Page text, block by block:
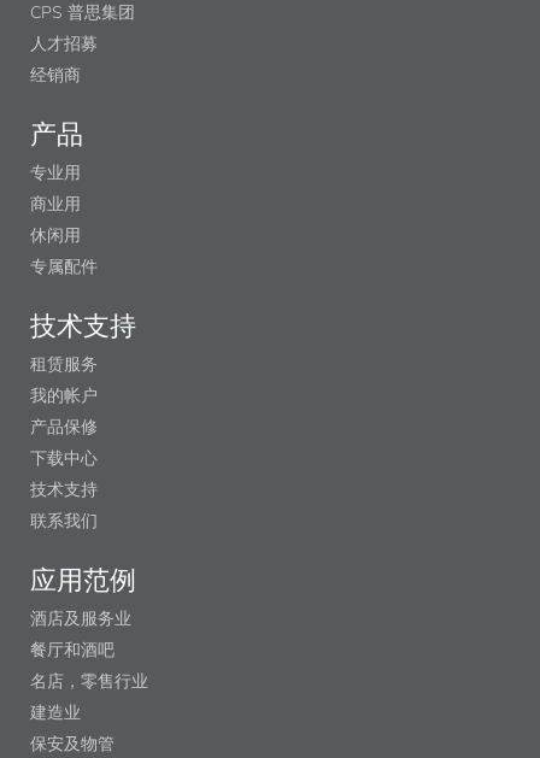
CPS 普思集团
人才招募
经销商
产品
专业用
商业用
休闲用
专属配件
技术支持
租赁服务
我的帐户
产品保修
下载中心
技术支持
联系我们
应用范例
酒店及服务业
餐厅和酒吧
名店，零售行业
建造业
保安及物管